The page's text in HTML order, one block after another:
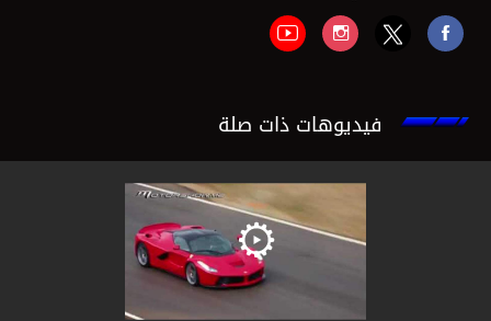
فيديوهات ذات صلة